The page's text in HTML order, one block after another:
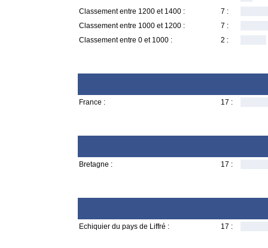
Classement entre 1200 et 1400 :
7 :
Classement entre 1000 et 1200 :
7 :
Classement entre 0 et 1000 :
2 :
France : 17 :
Bretagne : 17 :
Echiquier du pays de Liffré : 17 :